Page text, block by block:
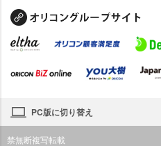
PC版に切り替え
禁無断複写転載